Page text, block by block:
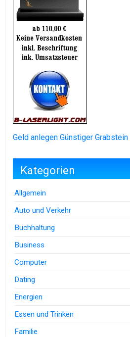
Geld anlegen Günstiger Grabstein
Kategorien
Allgemein
Auto und Verkehr
Buchhaltung
Business
Computer
Dating
Energien
Essen und Trinken
Familie